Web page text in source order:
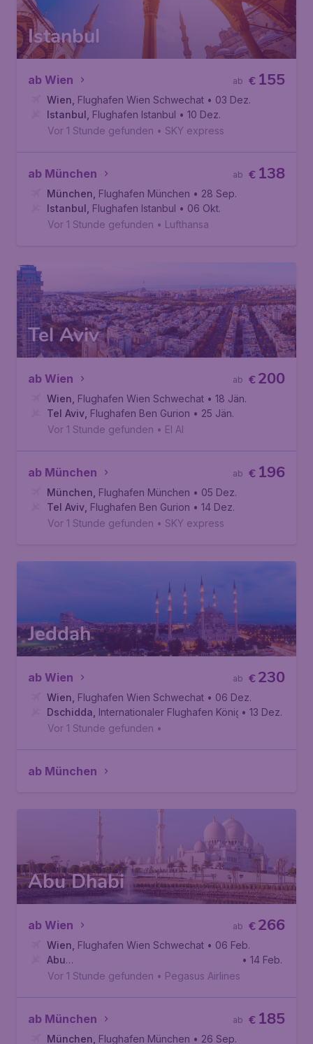
Istanbul
ab Wien € 155
ab
Wien Flughafen Wien Schwechat • 03 Dez.
Istanbul Flughafen Istanbul • 10 Dez.
Vor 1 Stunde gefunden • SKY express
ab München € 138
ab
München Flughafen München • 28 Sep.
Istanbul Flughafen Istanbul • 06 Okt.
Vor 1 Stunde gefunden • Lufthansa
Tel Aviv
ab Wien €200
ab
Wien Flughafen Wien Schwechat • 18 Jän.
Tel Aviv Flughafen Ben Gurion • 25 Jän.
Vor 1 Stunde gefunden • El Al
ab München € 196
ab
München Flughafen München • 05 Dez.
Tel Aviv Flughafen Ben Gurion • 14 Dez.
Vor 1 Stunde gefunden • SKY express
Jeddah
ab Wien €230
ab
Wien Flughafen Wien Schwechat • 06 Dez.
Dschidda Internationaler Flughafen König Abd al-Aziz
• 13 Dez.
Vor 1 Stunde gefunden •
ab München
Abu Dhabi
ab Wien €266
ab
Wien Flughafen Wien Schwechat • 06 Feb.
Abu
Dhabi, Internationaler Flughafen Abu Dhabi
• 14 Feb.
Vor 1 Stunde gefunden • Pegasus Airlines
ab München € 185
ab
München Flughafen München • 26 Sep.